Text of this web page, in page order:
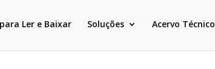
Ler e Baixar Soluções Acervo Técnico